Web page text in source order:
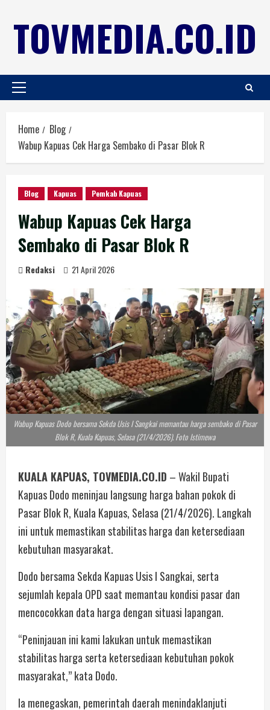
TOVMEDIA.CO.ID
Home
Blog
Wabup Kapuas Cek Harga Sembako di Pasar Blok R
Blog Kapuas Pemkab Kapuas
Wabup Kapuas Cek Harga
Sembako di Pasar Blok R
Redaksi 21 April 2026
Wabup Kapuas Dodo bersama Sekda Usis I Sangkai memantau harga sembako di Pasar
Blok R, Kuala Kapuas, Selasa (21/4/2026). Foto Istimewa
KUALA KAPUAS, TOVMEDIA.CO.ID – Wakil Bupati
Kapuas Dodo meninjau langsung harga bahan pokok di
Pasar Blok R, Kuala Kapuas, Selasa (21/4/2026). Langkah
ini untuk memastikan stabilitas harga dan ketersediaan
kebutuhan masyarakat.
Dodo bersama Sekda Kapuas Usis I Sangkai, serta
sejumlah kepala OPD saat memantau kondisi pasar dan
mencocokkan data harga dengan situasi lapangan.
“Peninjauan ini kami lakukan untuk memastikan
stabilitas harga serta ketersediaan kebutuhan pokok
masyarakat,” kata Dodo.
Ia menegaskan, pemerintah daerah menindaklanjuti